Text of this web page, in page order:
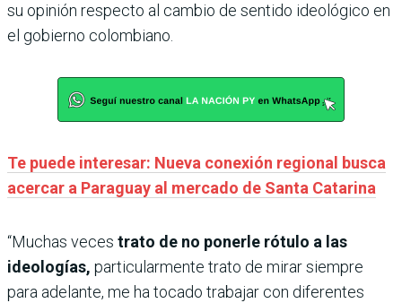
su opinión respecto al cambio de sentido ideológico en
el gobierno colombiano.
Te puede interesar: Nueva conexión regional busca
acercar a Paraguay al mercado de Santa Catarina
“Muchas veces trato de no ponerle rótulo a las
ideologías, particularmente trato de mirar siempre
para adelante, me ha tocado trabajar con diferentes